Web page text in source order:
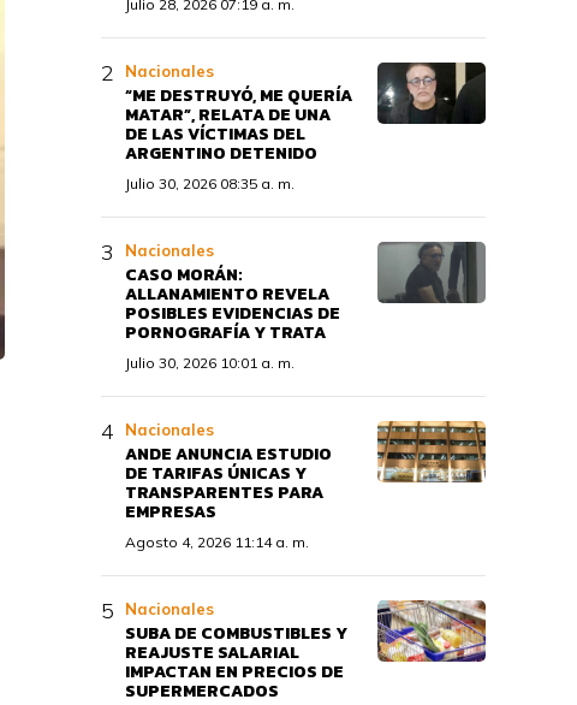
Julio 28, 2026 07:19 a. m.
Nacionales
“ME DESTRUYÓ, ME QUERÍA
MATAR”, RELATA DE UNA
DE LAS VÍCTIMAS DEL
ARGENTINO DETENIDO
Julio 30, 2026 08:35 a. m.
Nacionales
CASO MORÁN:
ALLANAMIENTO REVELA
POSIBLES EVIDENCIAS DE
PORNOGRAFÍA Y TRATA
Julio 30, 2026 10:01 a. m.
Nacionales
ANDE ANUNCIA ESTUDIO
DE TARIFAS ÚNICAS Y
TRANSPARENTES PARA
EMPRESAS
Agosto 4, 2026 11:14 a. m.
Nacionales
SUBA DE COMBUSTIBLES Y
REAJUSTE SALARIAL
IMPACTAN EN PRECIOS DE
SUPERMERCADOS